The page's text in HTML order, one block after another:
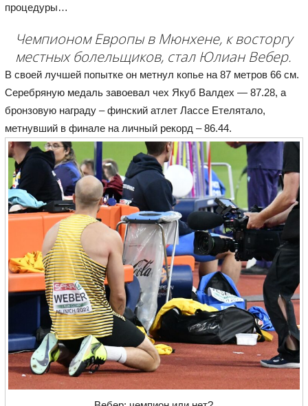
процедуры…
Чемпионом Европы в Мюнхене, к восторгу
местных болельщиков, стал Юлиан Вебер.
В своей лучшей попытке он метнул копье на 87 метров 66 см.
Серебряную медаль завоевал чех Якуб Валдех — 87.28, а
бронзовую награду – финский атлет Лассе Етелятало,
метнувший в финале на личный рекорд – 86.44.